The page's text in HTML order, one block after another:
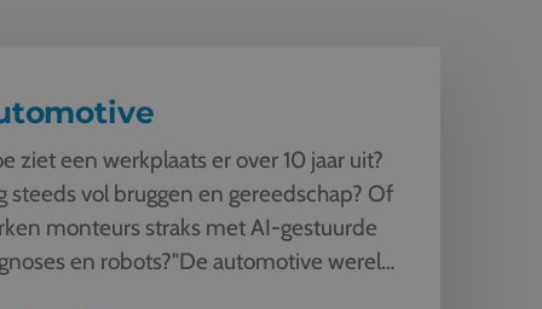
ziet een werkplaats er over 10 jaar uit?
steeds vol bruggen en gereedschap? Of
monteurs straks met AI-gestuurde
en robots?"De automotive wereld